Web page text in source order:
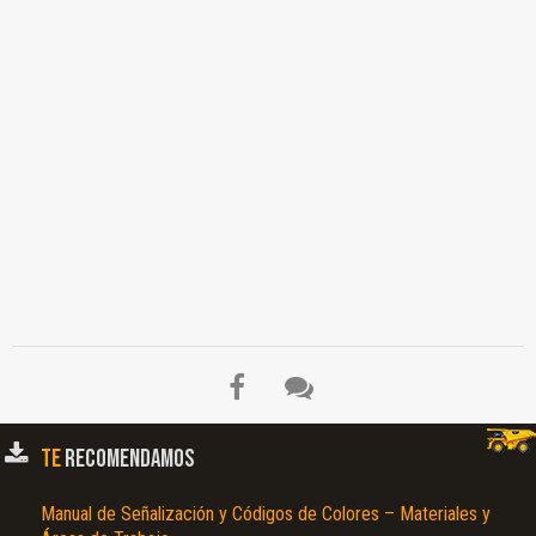
TERECOMENDAMOS
Manual de Señalización y Códigos de Colores – Materiales y